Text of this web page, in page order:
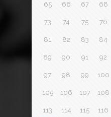
65 66 67 68
73 74 75 76
81 82 83 84
89 90 91 92
97 98 99 100
105 106 107 108
113 114 115 116